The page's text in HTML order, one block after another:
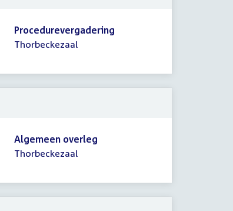
Procedurevergadering
Thorbeckezaal
Algemeen overleg
Thorbeckezaal